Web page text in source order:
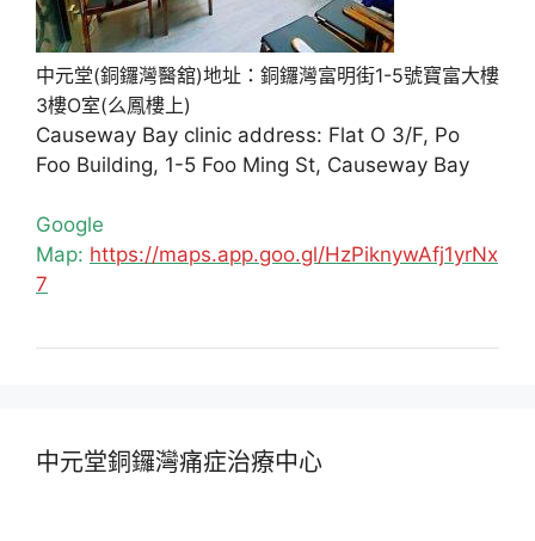
中元堂(銅鑼灣醫舘)地址：銅鑼灣富明街1-5號寶富大樓
3樓O室(么鳳樓上)
Causeway Bay clinic address: Flat O 3/F, Po
Foo Building, 1-5 Foo Ming St, Causeway Bay
Google
Map: https://maps.app.goo.gl/HzPiknywAfj1yrNx
7
中元堂銅鑼灣痛症治療中心